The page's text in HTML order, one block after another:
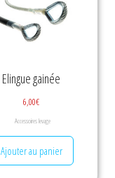
Elingue gainée
6,00€
Accessoires levage
Ajouter au panier